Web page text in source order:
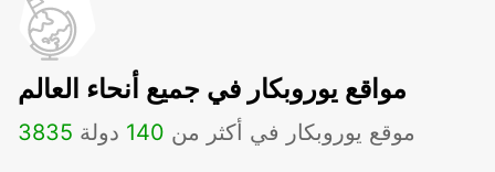
مواقع يوروبكار في جميع أنحاء العالم
3835 موقع يوروبكار في أكثر من 140 دولة